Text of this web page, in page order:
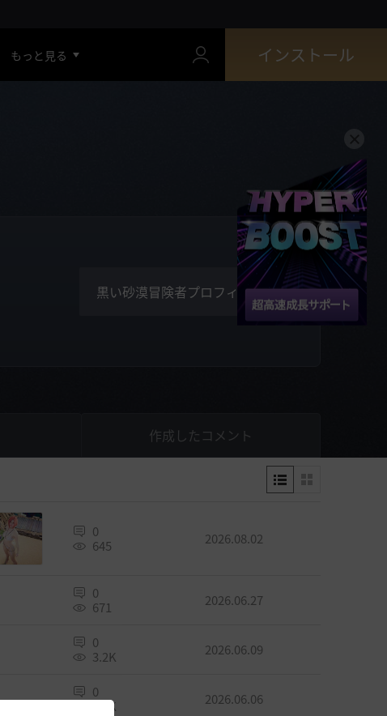
もっと見る インストール
黒い砂漠冒険者プロフィール
作成したコメント
0
645
2026.08.02
0
671
2026.06.27
0
3.2K
2026.06.09
0
2.8K
2026.06.06